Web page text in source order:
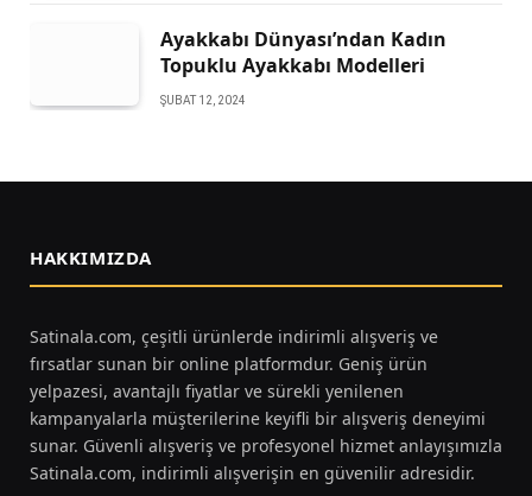
Ayakkabı Dünyası’ndan Kadın
Topuklu Ayakkabı Modelleri
ŞUBAT 12, 2024
HAKKIMIZDA
Satinala.com, çeşitli ürünlerde indirimli alışveriş ve
fırsatlar sunan bir online platformdur. Geniş ürün
yelpazesi, avantajlı fiyatlar ve sürekli yenilenen
kampanyalarla müşterilerine keyifli bir alışveriş deneyimi
sunar. Güvenli alışveriş ve profesyonel hizmet anlayışımızla
Satinala.com, indirimli alışverişin en güvenilir adresidir.